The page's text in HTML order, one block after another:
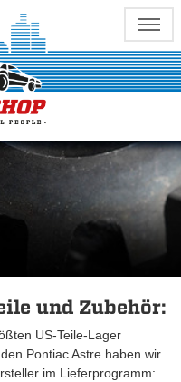
und Zubehör:
US-Teile-Lager
Pontiac Astre haben wir
im Lieferprogramm: